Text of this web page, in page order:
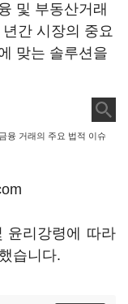
및 부동산거래
간 시장의 중요
맞는 솔루션을
융 거래의 주요 법적 이슈
윤리강령에 따라
습니다.